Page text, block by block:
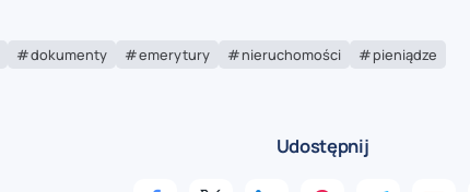
dokumenty emerytury nieruchomości pieniądze
Udostępnij